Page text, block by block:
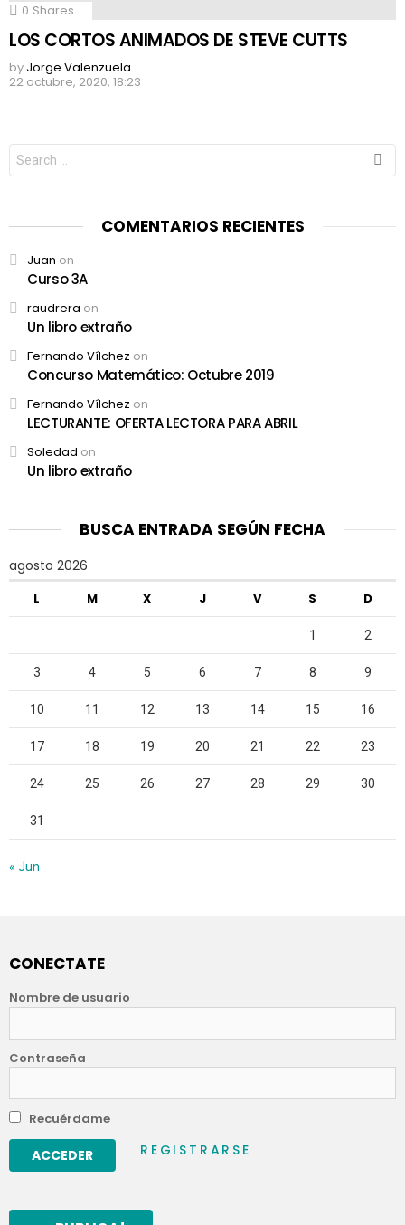
0 Shares
LOS CORTOS ANIMADOS DE STEVE CUTTS
by Jorge Valenzuela
22 octubre, 2020, 18:23
Search
for:
COMENTARIOS RECIENTES
Juan on
Curso 3A
raudrera on
Un libro extraño
Fernando Vílchez on
Concurso Matemático: Octubre 2019
Fernando Vílchez on
LECTURANTE: OFERTA LECTORA PARA ABRIL
Soledad on
Un libro extraño
BUSCA ENTRADA SEGÚN FECHA
agosto 2026
L M X J V S D
1 2
3 4 5 6 7 8 9
10 11 12 13 14 15 16
17 18 19 20 21 22 23
24 25 26 27 28 29 30
31
« Jun
CONECTATE
Nombre de usuario
Contraseña
Recuérdame
REGISTRARSE